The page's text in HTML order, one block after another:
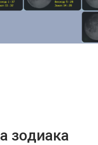
зодиака